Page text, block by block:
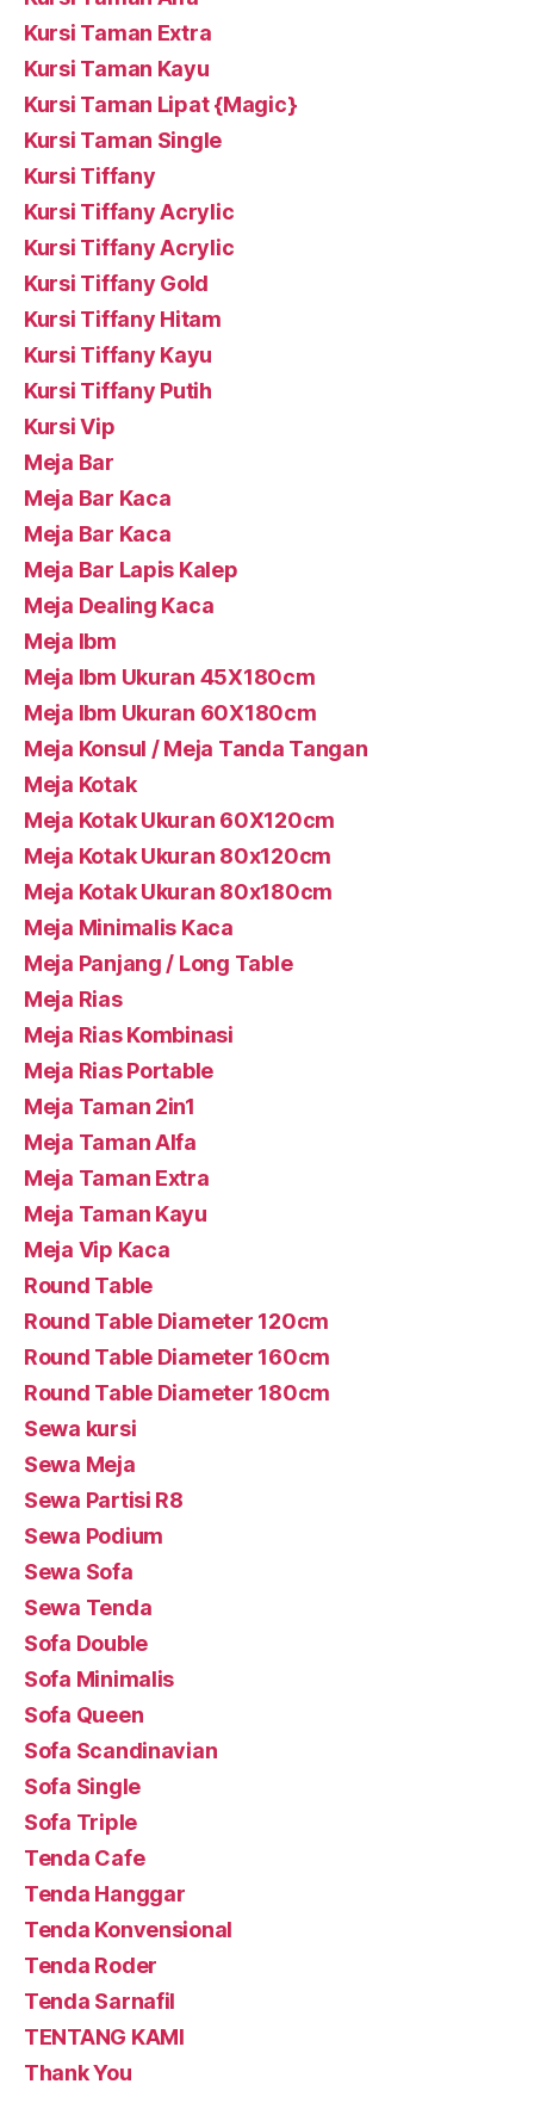
Kursi Taman Extra
Kursi Taman Kayu
Kursi Taman Lipat {Magic}
Kursi Taman Single
Kursi Tiffany
Kursi Tiffany Acrylic
Kursi Tiffany Acrylic
Kursi Tiffany Gold
Kursi Tiffany Hitam
Kursi Tiffany Kayu
Kursi Tiffany Putih
Kursi Vip
Meja Bar
Meja Bar Kaca
Meja Bar Kaca
Meja Bar Lapis Kalep
Meja Dealing Kaca
Meja Ibm
Meja Ibm Ukuran 45X180cm
Meja Ibm Ukuran 60X180cm
Meja Konsul / Meja Tanda Tangan
Meja Kotak
Meja Kotak Ukuran 60X120cm
Meja Kotak Ukuran 80x120cm
Meja Kotak Ukuran 80x180cm
Meja Minimalis Kaca
Meja Panjang / Long Table
Meja Rias
Meja Rias Kombinasi
Meja Rias Portable
Meja Taman 2in1
Meja Taman Alfa
Meja Taman Extra
Meja Taman Kayu
Meja Vip Kaca
Round Table
Round Table Diameter 120cm
Round Table Diameter 160cm
Round Table Diameter 180cm
Sewa kursi
Sewa Meja
Sewa Partisi R8
Sewa Podium
Sewa Sofa
Sewa Tenda
Sofa Double
Sofa Minimalis
Sofa Queen
Sofa Scandinavian
Sofa Single
Sofa Triple
Tenda Cafe
Tenda Hanggar
Tenda Konvensional
Tenda Roder
Tenda Sarnafil
TENTANG KAMI
Thank You